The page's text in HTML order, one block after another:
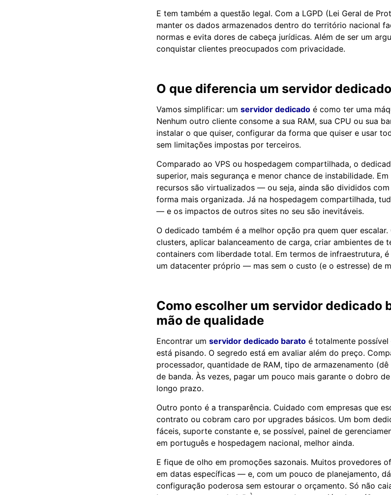
E tem também a questão legal. Com a LGPD (Lei Geral de
manter os dados armazenados dentro do território nacional
normas e evita dores de cabeça jurídicas. Além de ser um
conquistar clientes preocupados com privacidade.
O que diferencia um servidor dedicado
Vamos simplificar: um servidor dedicado é como ter uma
Nenhum outro cliente consome a sua RAM, sua CPU ou sua
instalar o que quiser, configurar da forma que quiser e usar
sem limitações impostas por terceiros.
Comparado ao VPS ou hospedagem compartilhada, o
superior, mais segurança e menor chance de instabilidade.
recursos são virtualizados — ou seja, ainda são divididos
forma mais organizada. Já na hospedagem compartilhada,
— e os impactos de outros sites no seu são inevitáveis.
O dedicado também é a melhor opção pra quem quer
clusters, aplicar balanceamento de carga, criar ambientes de
containers com liberdade total. Em termos de infraestrutura,
um datacenter próprio — mas sem o custo (e o estresse) de
Como escolher um servidor dedicado
mão de qualidade
Encontrar um servidor dedicado barato é totalmente
está pisando. O segredo está em avaliar além do preço.
processador, quantidade de RAM, tipo de armazenamento
de banda. Às vezes, pagar um pouco mais garante o dobro
longo prazo.
Outro ponto é a transparência. Cuidado com empresas que
contrato ou cobram caro por upgrades básicos. Um bom
fáceis, suporte constante e, se possível, painel de
em português e hospedagem nacional, melhor ainda.
E fique de olho em promoções sazonais. Muitos provedores
em datas específicas — e, com um pouco de planejamento,
configuração poderosa sem estourar o orçamento. Só não